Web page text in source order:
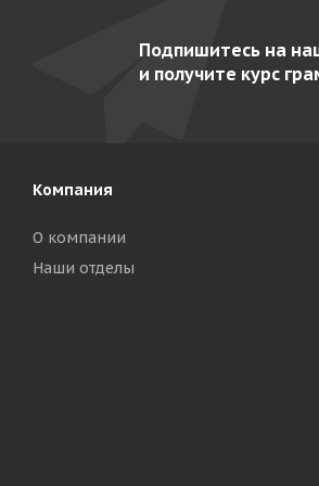
Подпишитесь на
и получите курс
Компания
О компании
Наши отделы